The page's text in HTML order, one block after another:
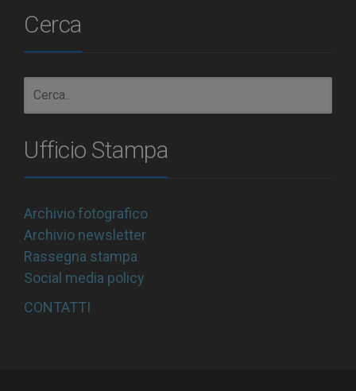
Cerca
Ufficio Stampa
Archivio fotografico
Archivio newsletter
Rassegna stampa
Social media policy
CONTATTI